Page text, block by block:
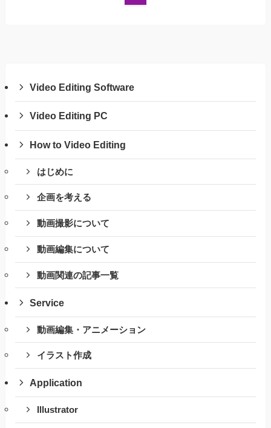
Video Editing Software
Video Editing PC
How to Video Editing
はじめに
企画を考える
動画撮影について
動画編集について
動画関連の記事一覧
Service
動画編集・アニメーション
イラスト作成
Application
Illustrator